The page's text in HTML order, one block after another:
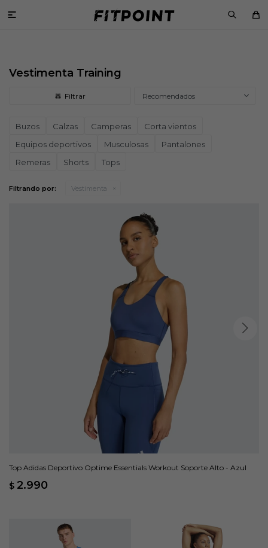

Vestimenta Training
Recomendados
Buzos Calzas Camperas
Corta vientos
Equipos deportivos
Musculosas
Pantalones
Remeras
Shorts Tops
Filtrando por: Vestimenta
Top Adidas Deportivo Optime Essentials Workout Soporte Alto - Azul
$ 2.990